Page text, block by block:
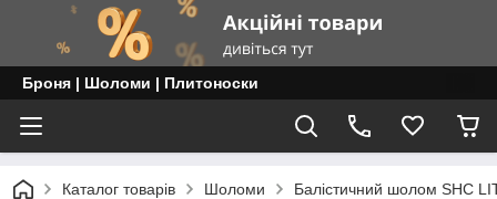
Броня | Шоломи | Плитоноски
Каталог товарів Шоломи Балістичний шолом SHC